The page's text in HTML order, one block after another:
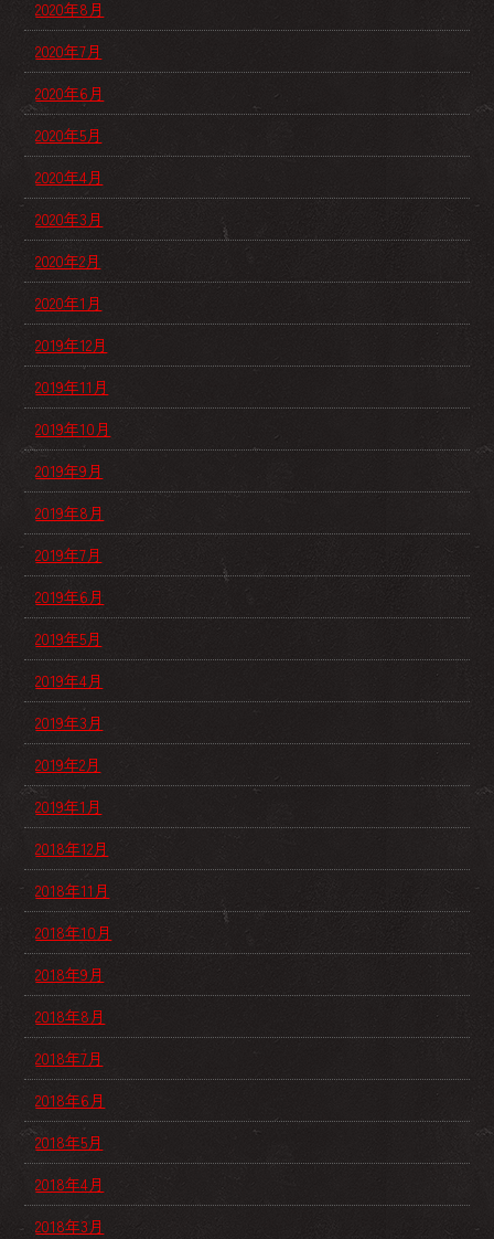
2020年8月
2020年7月
2020年6月
2020年5月
2020年4月
2020年3月
2020年2月
2020年1月
2019年12月
2019年11月
2019年10月
2019年9月
2019年8月
2019年7月
2019年6月
2019年5月
2019年4月
2019年3月
2019年2月
2019年1月
2018年12月
2018年11月
2018年10月
2018年9月
2018年8月
2018年7月
2018年6月
2018年5月
2018年4月
2018年3月